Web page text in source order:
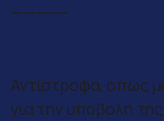
————–
Αντίστροφα, όπως
για την υποβολή της